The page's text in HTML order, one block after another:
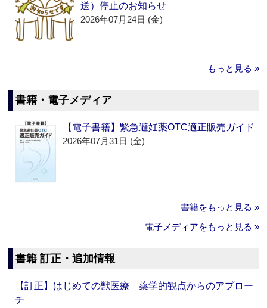
送）停止のお知らせ
2026年07月24日 (金)
もっと見る »
書籍・電子メディア
【電子書籍】緊急避妊薬OTC適正販売ガイド
2026年07月31日 (金)
書籍をもっと見る »
電子メディアをもっと見る »
書籍 訂正・追加情報
【訂正】はじめての獣医療 薬学的観点からのアプロー
チ